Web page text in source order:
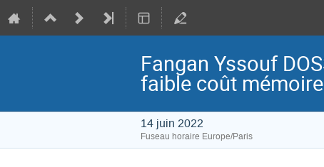
Fangan Yssouf
faible coût mémoire
14 juin 2022
Fuseau horaire Europe/Paris